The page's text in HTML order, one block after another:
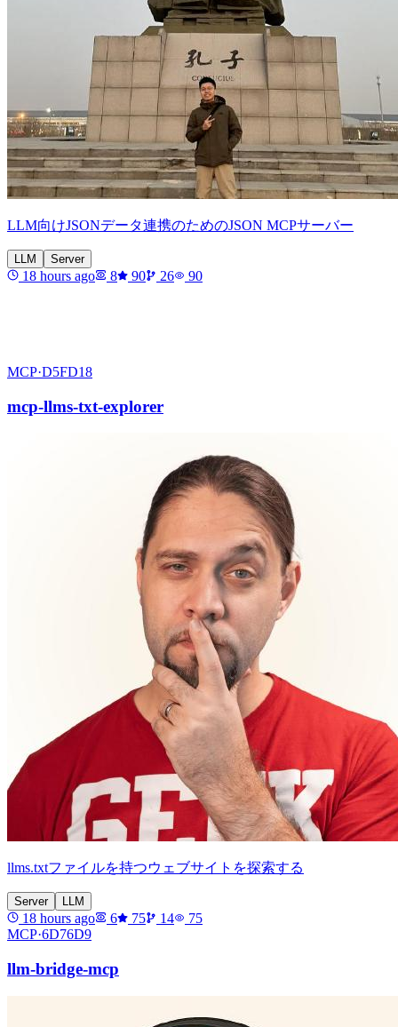
LLM向けJSONデータ連携のためのJSON MCPサーバー
LLM Server
18 hours ago 8 90 26 90
MCP·D5FD18
mcp-llms-txt-explorer
llms.txtファイルを持つウェブサイトを探索する
Server LLM
18 hours ago 6 75 14
75
MCP·6D76D9
llm-bridge-mcp